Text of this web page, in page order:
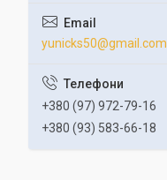
yunicks50@gmail.com
+380 (97) 972-79-16
+380 (93) 583-66-18